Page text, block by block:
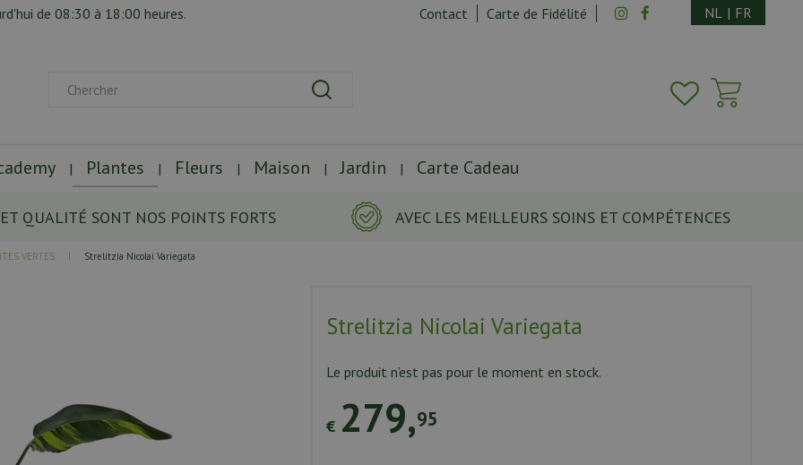
ET QUALITÉ SONT NOS POINTS FORTS AVEC LES MEILLEURS SOINS ET COMPÉTENCES
VERTES Strelitzia Nicolai Variegata
de 08:30 à 18:00 heures. Contact Carte de Fidélité NL | FR
Plantes Fleurs Maison Jardin Carte Cadeau
Strelitzia Nicolai Variegata
€ 279,95
Le produit n’est pas pour le moment en stock.